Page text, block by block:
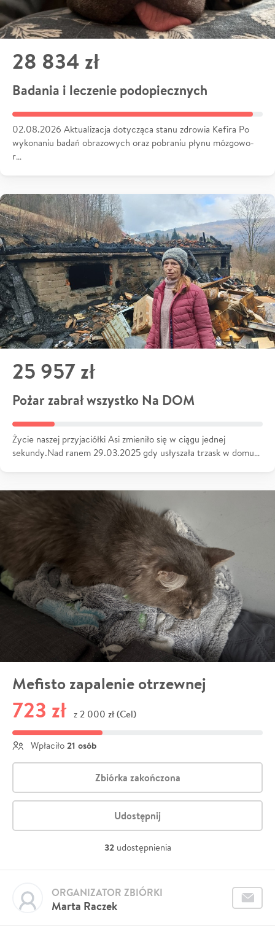
28 834 zł
Badania i leczenie podopiecznych
02.08.2026 Aktualizacja dotycząca stanu zdrowia Kefira Po
wykonaniu badań obrazowych oraz pobraniu płynu mózgowo-
r…
25 957 zł
Pożar zabrał wszystko Na DOM
Życie naszej przyjaciółki Asi zmieniło się w ciągu jednej
sekundy.Nad ranem 29.03.2025 gdy usłyszała trzask w domu…
Mefisto zapalenie otrzewnej
723 zł z 2 000 zł (Cel)
Wpłaciło 21 osób
Zbiórka zakończona
Udostępnij
32 udostępnienia
Marta Raczek
ORGANIZATOR ZBIÓRKI